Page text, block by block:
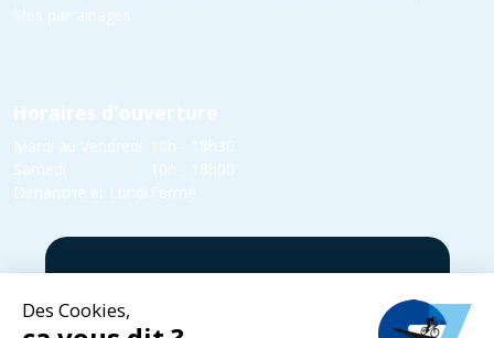
Mes parrainages
Horaires d'ouverture
Mardi au Vendredi
10h - 18h30
Samedi
10h - 18h00
Dimanche et Lundi Fermé
5 rue Yvonne Edmond Foinant,
03 24 52 05 87